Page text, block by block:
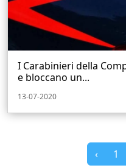
I Carabinieri della
e bloccano un...
13-07-2020
‹ 1